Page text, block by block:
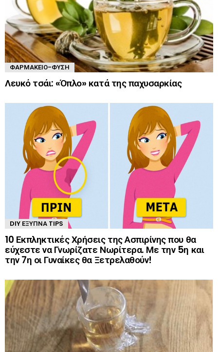
ΦΑΡΜΑΚΕΊΟ-ΦΎΣΗ
Λευκό τσάι: «Όπλο» κατά της παχυσαρκίας
DIY ΈΞΥΠΝΑ TIPS
10 Εκπληκτικές Χρήσεις της Ασπιρίνης που θα
εύχεστε να Γνωρίζατε Νωρίτερα. Με την 5η και
την 7η οι Γυναίκες θα Ξετρελαθούν!